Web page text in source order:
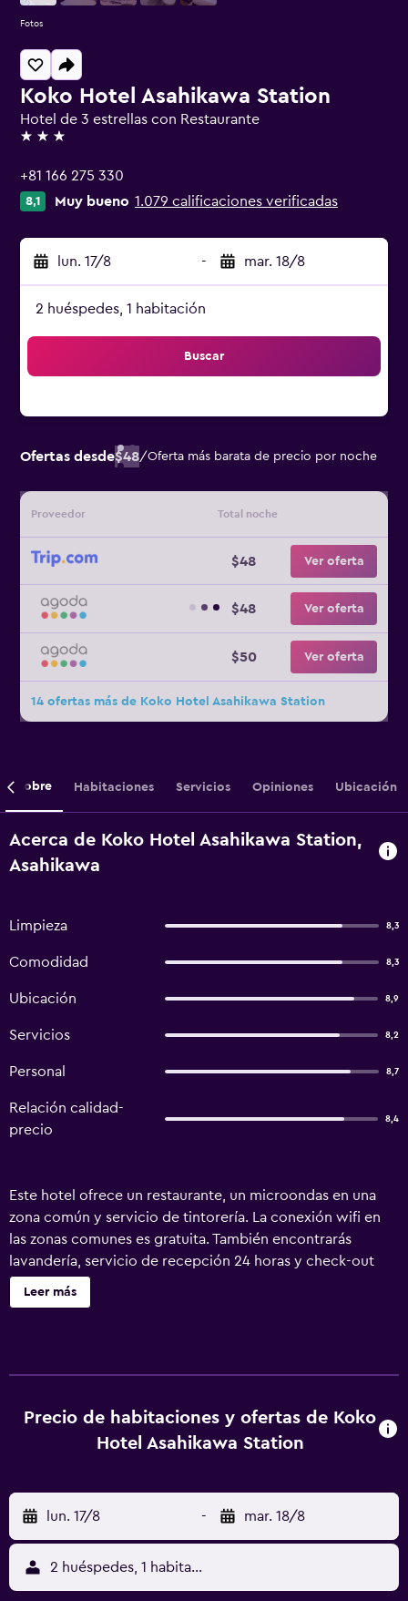
Koko Hotel Asahikawa Station
Hotel de 3 estrellas con Restaurante
3 estrellas
+81 166 275 330
8,1 Muy bueno 1.079 calificaciones verificadas
lun. 17/8 - mar. 18/8
2 huéspedes, 1 habitación
Buscar
Ofertas desde$48/Oferta más barata de precio por noche
Proveedor Total noche
$48 Ver oferta
$48 Ver oferta
$50 Ver oferta
14 ofertas más de Koko Hotel Asahikawa Station
Fotos
Sobre Habitaciones Servicios Opiniones Ubicación
Acerca de Koko Hotel Asahikawa Station,
Asahikawa
Limpieza 8,3
Comodidad 8,3
Ubicación 8,9
Servicios 8,2
Personal 8,7
Relación calidad-
precio
8,4
Este hotel ofrece un restaurante, un microondas en una
zona común y servicio de tintorería. La conexión wifi en
las zonas comunes es gratuita. También encontrarás
lavandería, servicio de recepción 24 horas y check-out
exprés. Se ofrece un servicio de limpieza a petición. KOKO
HOTEL Asahikawa Station ofrece 260 alojamientos con
de higiene personal gratuitos y secador de pelo. Este
hotel en Asahikawa ofrece acceso a Internet wifi gratis. Es
petición.
Leer más
Precio de habitaciones y ofertas de Koko
Hotel Asahikawa Station
lun. 17/8 - mar. 18/8
2 huéspedes, 1 habitación